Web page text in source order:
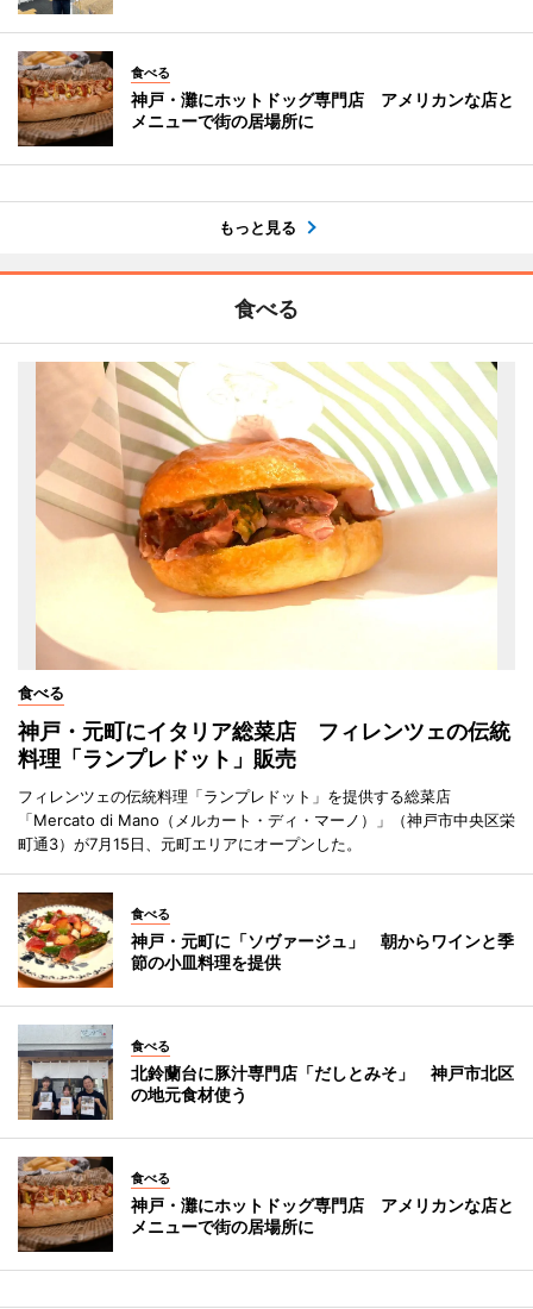
食べる
神戸・灘にホットドッグ専門店 アメリカンな店と
メニューで街の居場所に
もっと見る
食べる
食べる
神戸・元町にイタリア総菜店 フィレンツェの伝統
料理「ランプレドット」販売
フィレンツェの伝統料理「ランプレドット」を提供する総菜店
「Mercato di Mano（メルカート・ディ・マーノ）」（神戸市中央区栄
町通3）が7月15日、元町エリアにオープンした。
食べる
神戸・元町に「ソヴァージュ」 朝からワインと季
節の小皿料理を提供
食べる
北鈴蘭台に豚汁専門店「だしとみそ」 神戸市北区
の地元食材使う
食べる
神戸・灘にホットドッグ専門店 アメリカンな店と
メニューで街の居場所に